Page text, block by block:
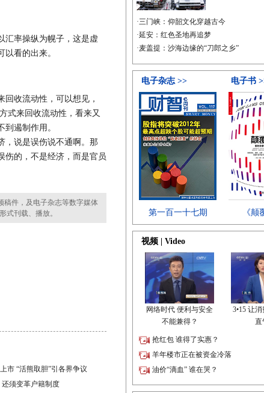
率操纵为幌子，这是虚
看的出来。
收流动性，可以想见，
式来回收流动性，看来又
遏制作用。
说是误伤说不通啊。那
伤的，不是经济，而是官员
件，及电子杂志等数字媒体
式刊载、播放。
市 “活熊取胆”引各界争议
须变革户籍制度